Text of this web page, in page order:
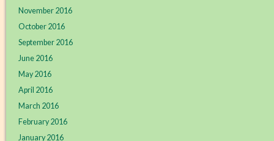
November 2016
October 2016
September 2016
June 2016
May 2016
April 2016
March 2016
February 2016
January 2016